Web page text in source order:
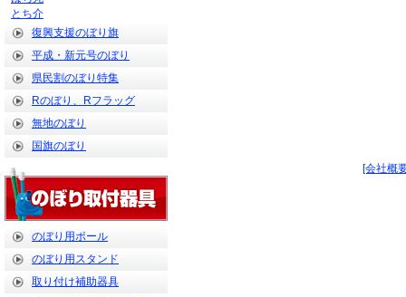
とち介
復興支援のぼり旗
平成・新元号のぼり
県民割のぼり特集
Rのぼり、Rフラッグ
無地のぼり
国旗のぼり
のぼり用ポール
のぼり用スタンド
取り付け補助器具
[会社概